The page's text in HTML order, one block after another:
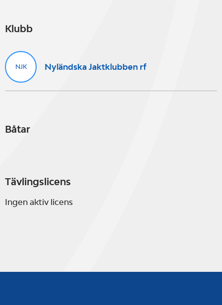
Klubb
NJK Nyländska Jaktklubben rf
Båtar
Tävlingslicens
Ingen aktiv licens